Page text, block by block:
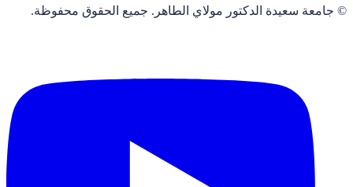
© جامعة سعيدة الدكتور مولاي الطاهر. جميع الحقوق محفوظة.